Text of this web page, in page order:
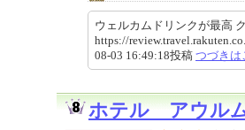
ウェルカムドリンクが最高
https://
08-03 16:49:18投稿 つづきは
ホテル アウル